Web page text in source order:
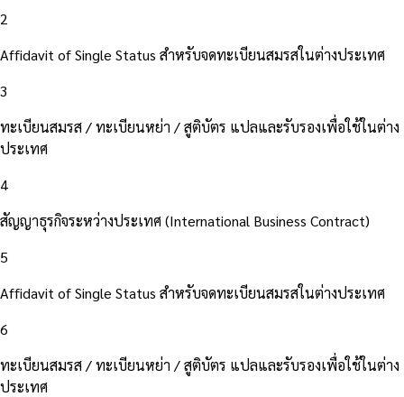
2
Affidavit of Single Status สำหรับจดทะเบียนสมรสในต่างประเทศ
3
ทะเบียนสมรส / ทะเบียนหย่า / สูติบัตร แปลและรับรองเพื่อใช้ในต่าง
ประเทศ
4
สัญญาธุรกิจระหว่างประเทศ (International Business Contract)
5
Affidavit of Single Status สำหรับจดทะเบียนสมรสในต่างประเทศ
6
ทะเบียนสมรส / ทะเบียนหย่า / สูติบัตร แปลและรับรองเพื่อใช้ในต่าง
ประเทศ